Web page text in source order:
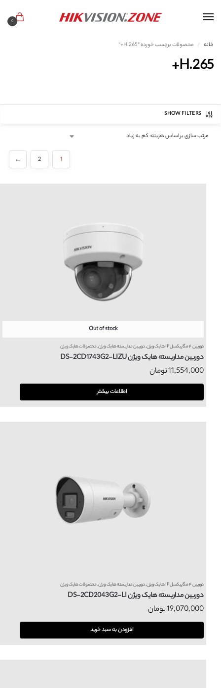
0
خانه / محصولات برچسب خورده “H.265+”
H.265+
SHOW FILTERS
1
2
←
Out of stock
دوربین ۴ مگاپیکسل IP هایک ویژن ,دوربین مداربسته هایک ویژن,محصولات هایک ویژن
دوربین مداربسته هایک ویژن DS-2CD1743G2-LIZU
11,554,000تومان
اطلاعات بیشتر
دوربین ۴ مگاپیکسل IP هایک ویژن ,دوربین مداربسته هایک ویژن,محصولات هایک ویژن
دوربین مداربسته هایک ویژن DS-2CD2043G2-LI
19,070,000تومان
افزودن به سبد خرید